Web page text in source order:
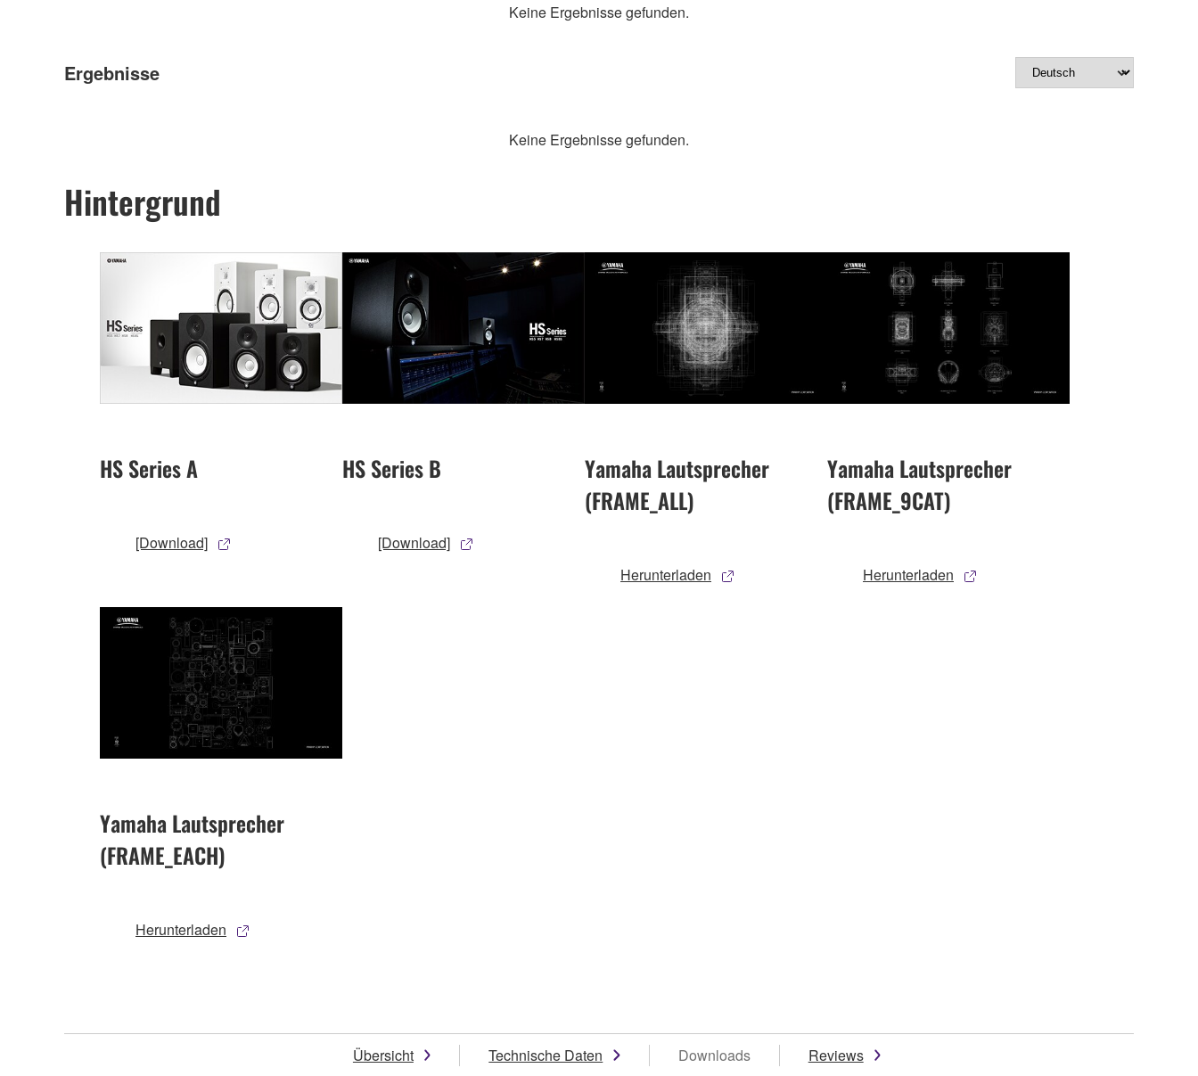
Keine Ergebnisse gefunden.
Ergebnisse
Keine Ergebnisse gefunden.
Hintergrund
HS Series A
[Download]
HS Series B
[Download]
Yamaha Lautsprecher
(FRAME_ALL)
Herunterladen
Yamaha Lautsprecher
(FRAME_9CAT)
Herunterladen
Yamaha Lautsprecher
(FRAME_EACH)
Herunterladen
Übersicht Technische Daten Downloads Reviews